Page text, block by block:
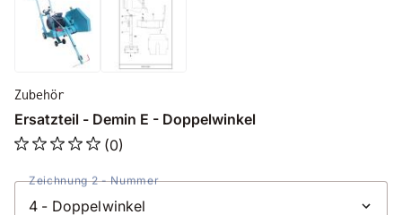
Zubehör
Ersatzteil - Demin E - Doppelwinkel
(0)
Zeichnung 2 - Nummer